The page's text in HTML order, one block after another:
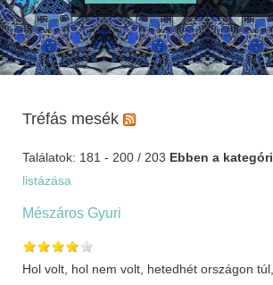
Tréfás mesék
Találatok: 181 - 200 / 203 Ebben a
listázása
Mészáros Gyuri
Hol volt, hol nem volt, hetedhét országon